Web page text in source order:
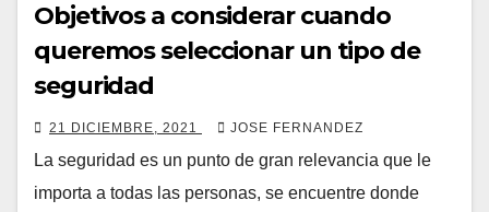
Objetivos a considerar cuando
queremos seleccionar un tipo de
seguridad
21 DICIEMBRE, 2021 JOSE FERNANDEZ
La seguridad es un punto de gran relevancia que le
importa a todas las personas, se encuentre donde